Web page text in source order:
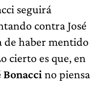
seguirá
contra José
de haber mentido
cierto es que, en
Bonacci no piensa